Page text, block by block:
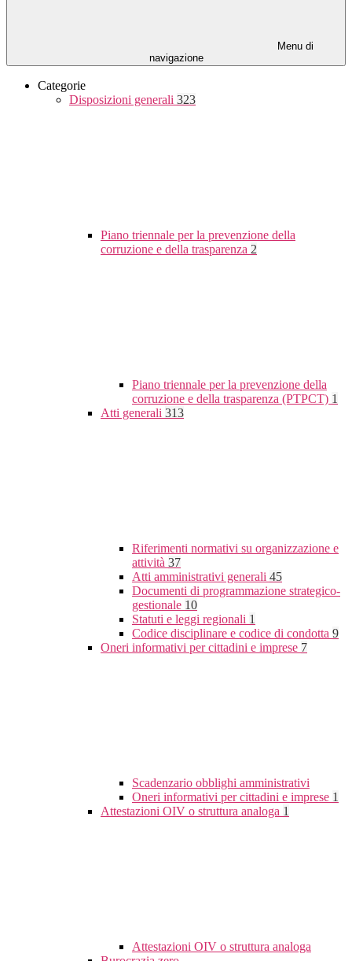
Menu di
navigazione
Categorie
Disposizioni generali 323
Piano triennale per la prevenzione della
corruzione e della trasparenza 2
Piano triennale per la prevenzione della
corruzione e della trasparenza (PTPCT) 1
Atti generali 313
Riferimenti normativi su organizzazione e
attività 37
Atti amministrativi generali 45
Documenti di programmazione strategico-
gestionale 10
Statuti e leggi regionali 1
Codice disciplinare e codice di condotta 9
Oneri informativi per cittadini e imprese 7
Scadenzario obblighi amministrativi
Oneri informativi per cittadini e imprese 1
Attestazioni OIV o struttura analoga 1
Attestazioni OIV o struttura analoga